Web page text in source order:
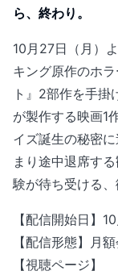
ら、終わり。
10月27日（月）
キング原作のホ
ト』2部作を手掛
が製作する映画1
イズ誕生の秘密
まり途中退席す
験が待ち受ける、
【配信開始日】
【配信形態】月
【視聴ページ】